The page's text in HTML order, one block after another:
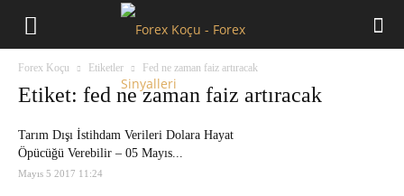
Forex Koçu Etiketler Fed ne zaman faiz artıracak
Etiket: fed ne zaman faiz artıracak
Tarım Dışı İstihdam Verileri Dolara Hayat
Öpücüğü Verebilir – 05 Mayıs...
Mayıs 5 2017 11:24